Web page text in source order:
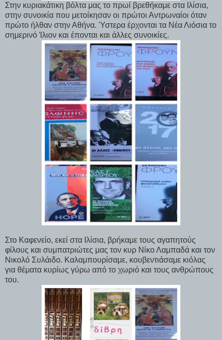
Στην κυριακάτικη βόλτα μας το πρωί βρεθήκαμε στα Ιλίσια,
στην συνοικία που μετοίκησαν οι πρώτοι Αντρωναίοι όταν
πρώτο ήλθαν στην Αθήνα. Ύστερα έρχονται τα Νέα Λιόσια το
σημερινό Ίλιον και έπονται και άλλες συνοικίες.
Στο Καφενείο, εκεί στα Ιλίσια, βρήκαμε τους αγαπητούς
φίλους και συμπατριώτες μας τον κυρ Νίκο Λαμπαδά και τον
Νικολό Συλάιδο. Καλαμπουρίσαμε, κουβεντιάσαμε κιόλας
για θέματα κυρίως γύρω από το χωριό και τους ανθρώπους
του.